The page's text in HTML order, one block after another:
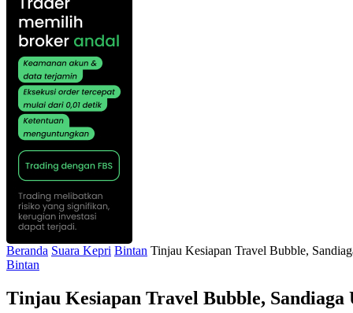
Beranda Suara Kepri Bintan Tinjau Kesiapan Travel Bubble,
Bintan
Tinjau Kesiapan Travel Bubble, Sandiaga